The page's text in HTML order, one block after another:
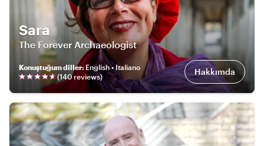
Sara
The Forever Archaeologist
Konuştuğum diller: English • Italiano
(140reviews) Hakkımda